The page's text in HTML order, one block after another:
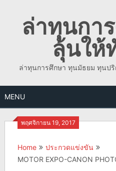
contentล่าทุนกา
ลุ้นให้
ล่าทุนการศึกษา ทุนมัธยม ทุนป
MENU
พฤศจิกายน 19, 2017
Home
ประกวดแข่งขัน
MOTOR EXPO-CANON